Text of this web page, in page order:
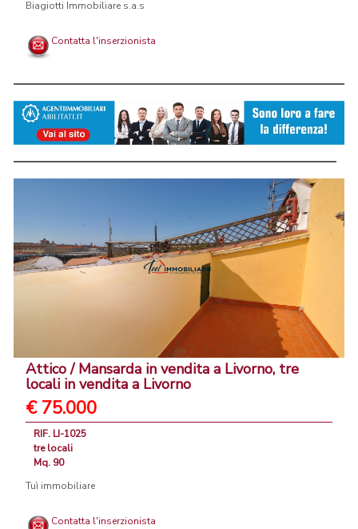
Biagiotti Immobiliare s.a.s
Contatta l'inserzionista
Attico / Mansarda in vendita a Livorno, tre
locali in vendita a Livorno
€ 75.000
RIF. LI-1025
tre locali
Mq. 90
Tuì immobiliare
Contatta l'inserzionista